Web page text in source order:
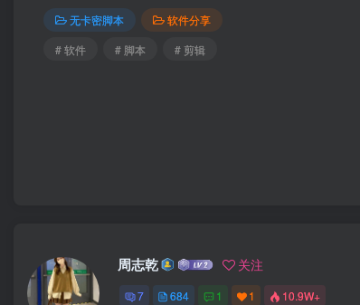
无卡密脚本
软件分享
# 软件
# 脚本 # 剪辑
周志乾 关注
7 684 1 1 10.9W+